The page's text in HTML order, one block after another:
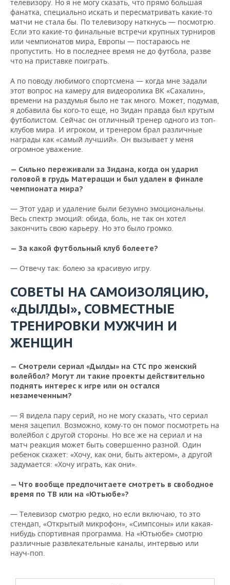
телевизору. Но я не могу сказать, что прямо большая
фанатка, специально искать и пересматривать какие-то
матчи не стала бы. По телевизору наткнусь — посмотрю.
Если это какие-то финальные встречи крупных турниров
или чемпионатов мира, Европы — постараюсь не
пропустить. Но в последнее время не до футбола, разве
что на приставке поиграть.
А по поводу любимого спортсмена — когда мне задали
этот вопрос на камеру для видеоролика ВК «Сахалин»,
времени на раздумья было не так много. Может, подумав,
я добавила бы кого-то еще, но Зидан правда был крутым
футболистом. Сейчас он отличный тренер одного из топ-
клубов мира. И игроком, и тренером брал различные
награды как «самый лучший». Он вызывает у меня
огромное уважение.
— Сильно переживали за Зидана, когда он ударил
головой в грудь Матерацци и был удален в финале
чемпионата мира?
— Этот удар и удаление были безумно эмоциональны.
Весь спектр эмоций: обида, боль, не так он хотел
закончить свою карьеру. Но это было громко.
— За какой футбольный клуб болеете?
— Отвечу так: болею за красивую игру.
СОВЕТЫ НА САМОИЗОЛЯЦИЮ,
«ДЫЛДЫ», СОВМЕСТНЫЕ
ТРЕНИРОВКИ МУЖЧИН И
ЖЕНЩИН
— Смотрели сериал «Дылды» на СТС про женский
волейбол? Могут ли такие проекты действительно
поднять интерес к игре или он остался
незамеченным?
— Я видела пару серий, но не могу сказать, что сериал
меня зацепил. Возможно, кому-то он помог посмотреть на
волейбол с другой стороны. Но все же на сериал и на
матч реакция может быть совершенно разной. Один
ребенок скажет: «Хочу, как они, быть актером», а другой
задумается: «Хочу играть, как они».
— Что вообще предпочитаете смотреть в свободное
время по ТВ или на «Ютьюбе»?
— Телевизор смотрю редко, но если включаю, то это
стендап, «Открытый микрофон», «Симпсоны» или какая-
нибудь спортивная программа. На «Ютьюбе» смотрю
различные развлекательные каналы, интервью или
науч-поп.